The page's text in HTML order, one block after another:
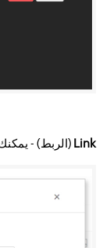
Link (الربط) -